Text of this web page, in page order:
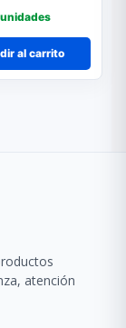
al carrito
atención